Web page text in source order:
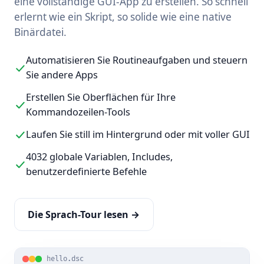
erlernt wie ein Skript, so solide wie eine native
Binärdatei.
Automatisieren Sie Routineaufgaben und steuern
Sie andere Apps
Erstellen Sie Oberflächen für Ihre
Kommandozeilen-Tools
Laufen Sie still im Hintergrund oder mit voller GUI
4032 globale Variablen, Includes,
benutzerdefinierte Befehle
Die Sprach-Tour lesen →
hello.dsc